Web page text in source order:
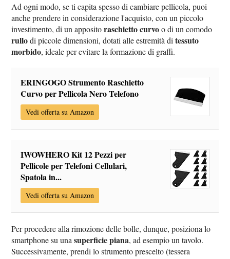
Ad ogni modo, se ti capita spesso di cambiare pellicola, puoi
anche prendere in considerazione l'acquisto, con un piccolo
investimento, di un appositoraschietto curvoo di un comodo
rullodi piccole dimensioni, dotati alle estremità ditessuto
morbido, ideale per evitare la formazione di graffi.
ERINGOGO Strumento Raschietto
Curvo per Pellicola Nero Telefono
Vedi offerta su Amazon
IWOWHERO Kit 12 Pezzi per
Pellicole per Telefoni Cellulari,
Spatola in...
Vedi offerta su Amazon
Per procedere alla rimozione delle bolle, dunque, posiziona lo
smartphone su unasuperficie piana, ad esempio un tavolo.
Successivamente, prendi lo strumento prescelto (tessera